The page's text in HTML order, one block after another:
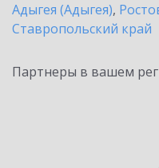
Адыгея (Адыгея),
Ставропольский край
Партнеры в вашем